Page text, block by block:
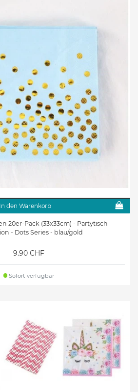
In den Warenkorb
20er-Pack (33x33cm) - Partytisch
- Dots Series - blau/gold
9.90 CHF
Sofort verfügbar